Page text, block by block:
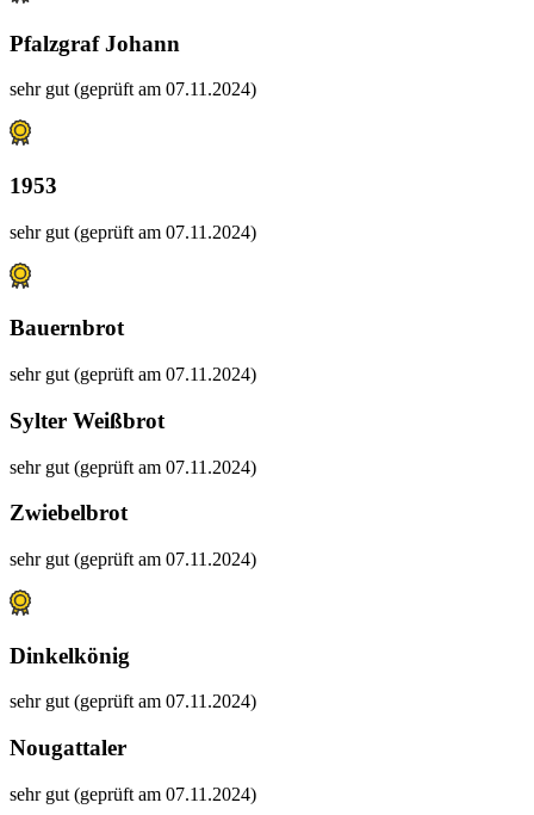
Pfalzgraf Johann
sehr gut (geprüft am 07.11.2024)
1953
sehr gut (geprüft am 07.11.2024)
Bauernbrot
sehr gut (geprüft am 07.11.2024)
Sylter Weißbrot
sehr gut (geprüft am 07.11.2024)
Zwiebelbrot
sehr gut (geprüft am 07.11.2024)
Dinkelkönig
sehr gut (geprüft am 07.11.2024)
Nougattaler
sehr gut (geprüft am 07.11.2024)